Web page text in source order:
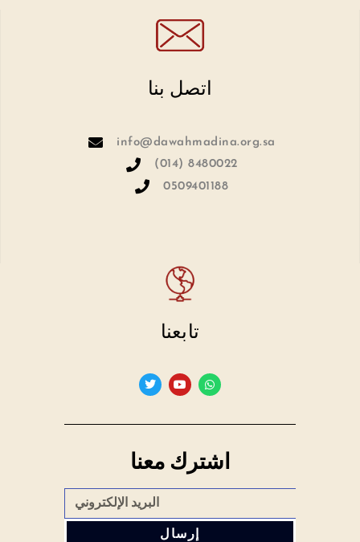
اتصل بنا
info@dawahmadina.org.sa
(014) 8480022
0509401188
تابعنا
اشترك معنا
إرسال